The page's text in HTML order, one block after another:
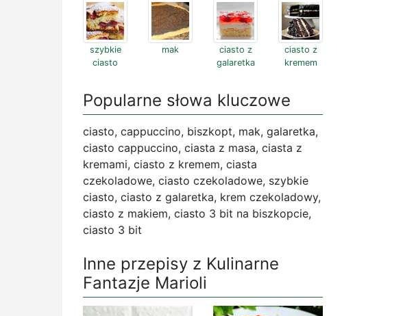
szybkie
ciasto
mak
ciasto z
galaretka
ciasto z
kremem
Popularne słowa kluczowe
ciasto, cappuccino, biszkopt, mak, galaretka,
ciasto cappuccino, ciasta z masa, ciasta z
kremami, ciasto z kremem, ciasta
czekoladowe, ciasto czekoladowe, szybkie
ciasto, ciasto z galaretka, krem czekoladowy,
ciasto z makiem, ciasto 3 bit na biszkopcie,
ciasto 3 bit
Inne przepisy z Kulinarne
Fantazje Marioli